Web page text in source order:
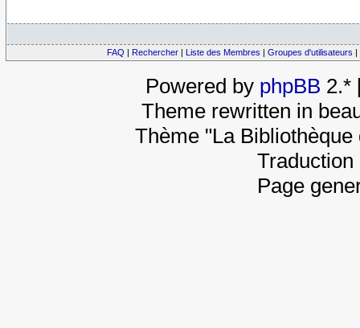
FAQ | Rechercher | Liste des Membres | Groupes d'utilisateurs |
Powered by phpBB 2.*
Theme rewritten in
Thème "La
Page